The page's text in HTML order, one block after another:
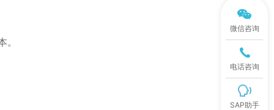
。
微信咨询
电话咨询
SAP助手